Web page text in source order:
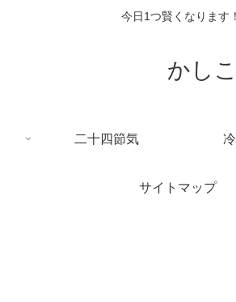
今日1つ賢くなります
かし
二十四節気
サイトマップ